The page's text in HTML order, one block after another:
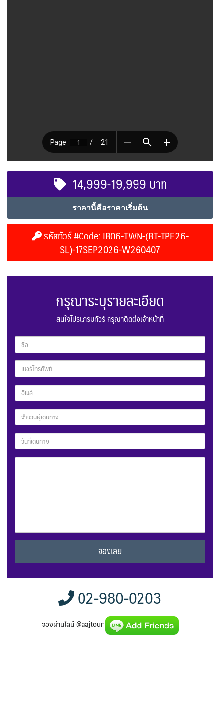
14,999-19,999 บาท
ราคานี้คือราคาเริ่มต้น
รหัสทัวร์ #Code: IB06-TWN-(BT-TPE26-
SL)-17SEP2026-W260407
กรุณาระบุรายละเอียด
สนใจโปรแกรมทัวร์ กรุณาติดต่อเจ้าหน้าที่
Alternative:
02-980-0203
จองผ่านไลน์ @aajtour